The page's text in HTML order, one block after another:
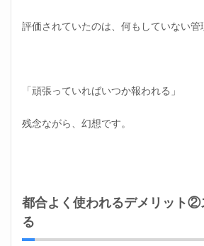
評価されていたのは、何もしていない管
「頑張っていればいつか報われる」
残念ながら、幻想です。
都合よく使われるデメリット②
る